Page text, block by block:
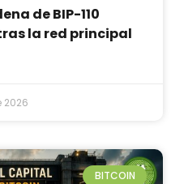
de BIP-110
la red principal
2026
BITCOIN